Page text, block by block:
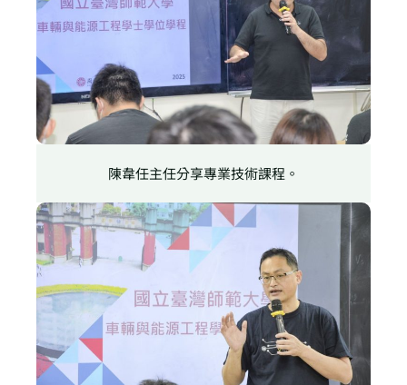
陳韋任主任分享專業技術課程。